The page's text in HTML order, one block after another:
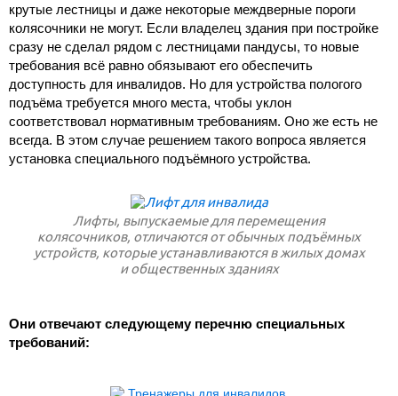
крутые лестницы и даже некоторые междверные пороги
колясочники не могут. Если владелец здания при постройке
сразу не сделал рядом с лестницами пандусы, то новые
требования всё равно обязывают его обеспечить
доступность для инвалидов. Но для устройства пологого
подъёма требуется много места, чтобы уклон
соответствовал нормативным требованиям. Оно же есть не
всегда. В этом случае решением такого вопроса является
установка специального подъёмного устройства.
Лифты, выпускаемые для перемещения
колясочников, отличаются от обычных подъёмных
устройств, которые устанавливаются в жилых домах
и общественных зданиях
Они отвечают следующему перечню специальных
требований: